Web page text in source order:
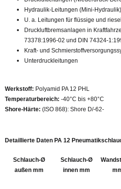
Hydraulik-Leitungen (Mini-
U. a. Leitungen für flüssige und
Druckluftbremsanlagen in
73378:1996-02 und DIN 74324-
Kraft- und
Unterdruckleitungen
Werkstoff: Polyamid PA 12 PHL
Temperaturbereich: -40°C bis +80°C
Shore-Härte: (ISO 868): Shore D/-62-
Detaillierte Daten PA 12
Schlauch-Ø
außen mm
Schlauch-Ø
innen mm